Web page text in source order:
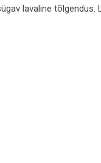
lavaline tõlgendus.